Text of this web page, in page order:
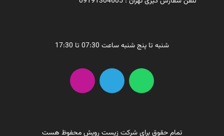
شنبه تا پنج شنبه ساعت 07:30 تا 17:30
W
h
a
T
l
I
n
s
تمام حقوق برای شرکت زیست رویش محفوظ هست